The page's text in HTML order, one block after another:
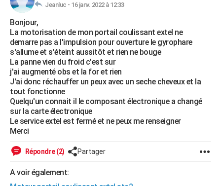
Retraite
Impôts
Epargne
Immobilier
Risques naturels par ville
Banque
Assurance
Crédit
AUTO
Essais
Réserver un essai
Citadines
Berlines
SUV
Forum auto
+HIGH-TECH
Mobiles
Meilleur smartphone
Internet
Ordinateurs
Jeux vidéo
Guide high-tech
+BRICOLAGE
Forum
Aménagement intérieur
Extérieur
Cuisine
Salle de bains
Jardinage
Rangement
WEEK-END
Guides de France
Escapades
Patrimoine
Expositions
Musées
Week-end nature
+LIFESTYLE
Art de vivre
Bien-être
Loisirs
ModeModes de vie
SANTE
Alimentation
Guide de la santé
Maladies
Médicaments
Sommeil
VOYAGE
Destinations
City break
Voyage nature
Voyage de noces
Forum
Climat
PHOTO
GUIDES D'ACHAT
Jeanluc - 16 janv. 2022 à 12:33
Bonjour,
La motorisation de mon portail coulissant extel ne
demarre pas a l'impulsion pour ouverture le gyrophare
s'allume et s'éteint aussitôt et rien ne bouge
La panne vien du froid c'est sur
j'ai augmenté obs et la for et rien
J'ai donc réchauffer un peux avec un seche cheveux et la
tout fonctionne
Quelqu'un connait il le composant électronique a changé
sur la carte électronique
Le service extel est fermé et ne peux me renseigner
Merci
Répondre (2) Partager
A voir également: